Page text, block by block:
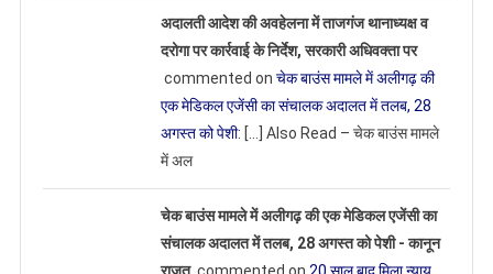
अदालती आदेश की अवहेलना में ताजगंज थानाध्यक्ष व
दरोगा पर कार्रवाई के निर्देश, सरकारी अधिवक्ता पर
commented onचेक बाउंस मामले में अलीगढ़ की
एक मेडिकल एजेंसी का संचालक अदालत में तलब, 28
अगस्त को पेशी: […] Also Read – चेक बाउंस मामले
में अल
चेक बाउंस मामले में अलीगढ़ की एक मेडिकल एजेंसी का
संचालक अदालत में तलब, 28 अगस्त को पेशी - कानून
राजतcommented on 20 साल बाद मिला न्याय,